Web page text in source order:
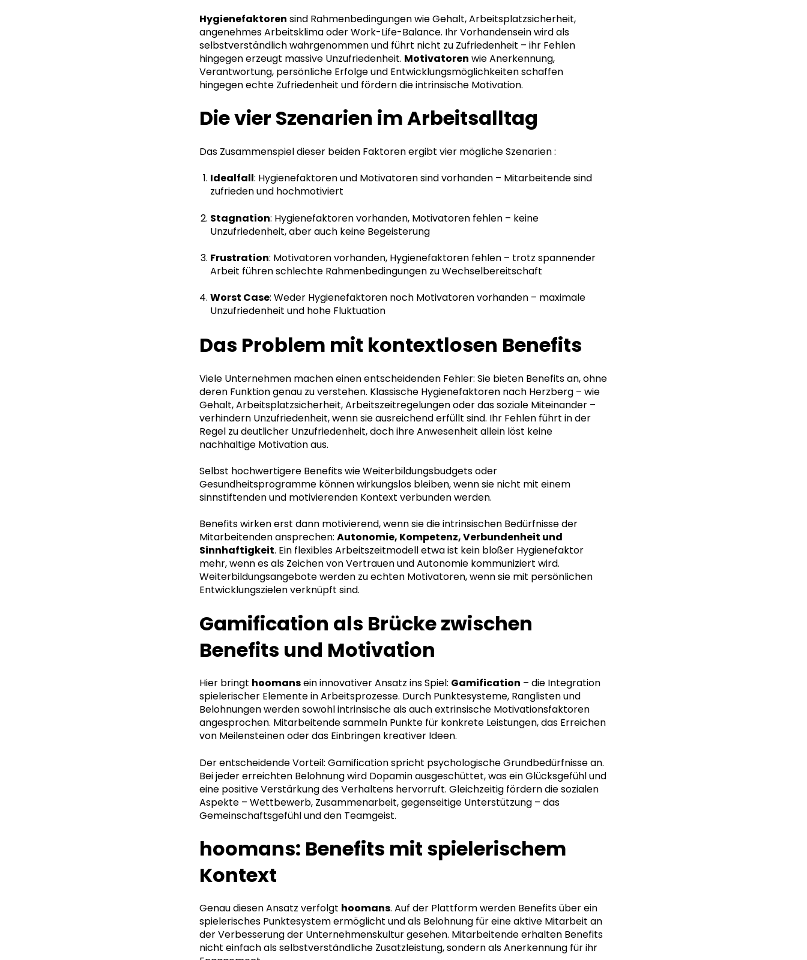
Hygienefaktoren sind Rahmenbedingungen wie Gehalt, Arbeitsplatzsicherheit,
angenehmes Arbeitsklima oder Work-Life-Balance. Ihr Vorhandensein wird als
selbstverständlich wahrgenommen und führt nicht zu Zufriedenheit – ihr Fehlen
hingegen erzeugt massive Unzufriedenheit. Motivatoren wie Anerkennung,
Verantwortung, persönliche Erfolge und Entwicklungsmöglichkeiten schaffen
hingegen echte Zufriedenheit und fördern die intrinsische Motivation.
Die vier Szenarien im Arbeitsalltag
Das Zusammenspiel dieser beiden Faktoren ergibt vier mögliche Szenarien :
Idealfall: Hygienefaktoren und Motivatoren sind vorhanden – Mitarbeitende sind
zufrieden und hochmotiviert
Stagnation: Hygienefaktoren vorhanden, Motivatoren fehlen – keine
Unzufriedenheit, aber auch keine Begeisterung
Frustration: Motivatoren vorhanden, Hygienefaktoren fehlen – trotz spannender
Arbeit führen schlechte Rahmenbedingungen zu Wechselbereitschaft
Worst Case: Weder Hygienefaktoren noch Motivatoren vorhanden – maximale
Unzufriedenheit und hohe Fluktuation
Das Problem mit kontextlosen Benefits
Viele Unternehmen machen einen entscheidenden Fehler: Sie bieten Benefits an, ohne
deren Funktion genau zu verstehen. Klassische Hygienefaktoren nach Herzberg – wie
Gehalt, Arbeitsplatzsicherheit, Arbeitszeitregelungen oder das soziale Miteinander –
verhindern Unzufriedenheit, wenn sie ausreichend erfüllt sind. Ihr Fehlen führt in der
Regel zu deutlicher Unzufriedenheit, doch ihre Anwesenheit allein löst keine
nachhaltige Motivation aus.
Selbst hochwertigere Benefits wie Weiterbildungsbudgets oder
Gesundheitsprogramme können wirkungslos bleiben, wenn sie nicht mit einem
sinnstiftenden und motivierenden Kontext verbunden werden.
Benefits wirken erst dann motivierend, wenn sie die intrinsischen Bedürfnisse der
Mitarbeitenden ansprechen: Autonomie, Kompetenz, Verbundenheit und
Sinnhaftigkeit. Ein flexibles Arbeitszeitmodell etwa ist kein bloßer Hygienefaktor
mehr, wenn es als Zeichen von Vertrauen und Autonomie kommuniziert wird.
Weiterbildungsangebote werden zu echten Motivatoren, wenn sie mit persönlichen
Entwicklungszielen verknüpft sind.
Gamification als Brücke zwischen
Benefits und Motivation
Hier bringt hoomansein innovativer Ansatz ins Spiel: Gamification – die Integration
spielerischer Elemente in Arbeitsprozesse. Durch Punktesysteme, Ranglisten und
Belohnungen werden sowohl intrinsische als auch extrinsische Motivationsfaktoren
angesprochen. Mitarbeitende sammeln Punkte für konkrete Leistungen, das Erreichen
von Meilensteinen oder das Einbringen kreativer Ideen.
Der entscheidende Vorteil: Gamification spricht psychologische Grundbedürfnisse an.
Bei jeder erreichten Belohnung wird Dopamin ausgeschüttet, was ein Glücksgefühl und
eine positive Verstärkung des Verhaltens hervorruft. Gleichzeitig fördern die sozialen
Aspekte – Wettbewerb, Zusammenarbeit, gegenseitige Unterstützung – das
Gemeinschaftsgefühl und den Teamgeist.
hoomans: Benefits mit spielerischem
Kontext
Genau diesen Ansatz verfolgt hoomans. Auf der Plattform werden Benefits über ein
spielerisches Punktesystem ermöglicht und als Belohnung für eine aktive Mitarbeit an
der Verbesserung der Unternehmenskultur gesehen. Mitarbeitende erhalten Benefits
nicht einfach als selbstverständliche Zusatzleistung, sondern als Anerkennung für ihr